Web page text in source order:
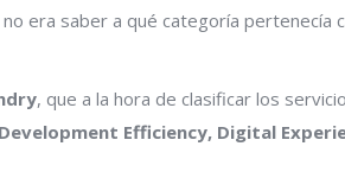
era saber a qué categoría pertenecía
, que a la hora de clasificar los
Development Efficiency, Digital